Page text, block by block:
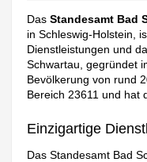
DasStandesamt Bad
in Schleswig-Holstein,
Dienstleistungen und
Schwartau, gegründet
Bevölkerung von rund
Bereich 23611 und hat
Einzigartige
Das Standesamt Bad